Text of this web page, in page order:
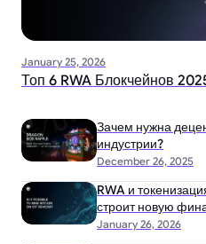
January 25, 2026
Топ 6 RWA Блокчейнов
December 26, 2025
Зачем нужна
индустрии?
January 26, 2026
RWA и
строит новую